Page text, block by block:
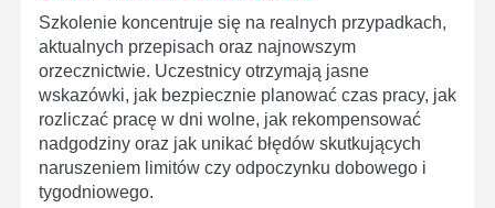
Szkolenie koncentruje się na realnych przypadkach,
aktualnych przepisach oraz najnowszym
orzecznictwie. Uczestnicy otrzymają jasne
wskazówki, jak bezpiecznie planować czas pracy, jak
rozliczać pracę w dni wolne, jak rekompensować
nadgodziny oraz jak unikać błędów skutkujących
naruszeniem limitów czy odpoczynku dobowego i
tygodniowego.